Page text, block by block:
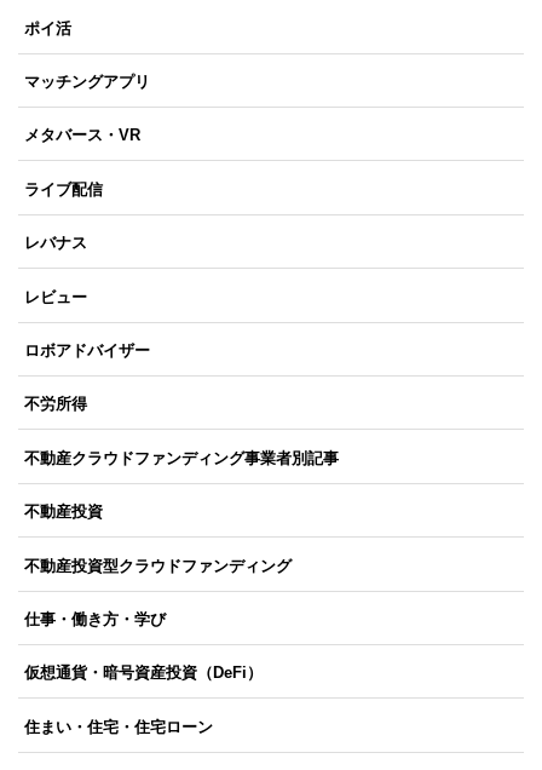
ポイ活
マッチングアプリ
メタバース・VR
ライブ配信
レバナス
レビュー
ロボアドバイザー
不労所得
不動産クラウドファンディング事業者別記事
不動産投資
不動産投資型クラウドファンディング
仕事・働き方・学び
仮想通貨・暗号資産投資（DeFi）
住まい・住宅・住宅ローン